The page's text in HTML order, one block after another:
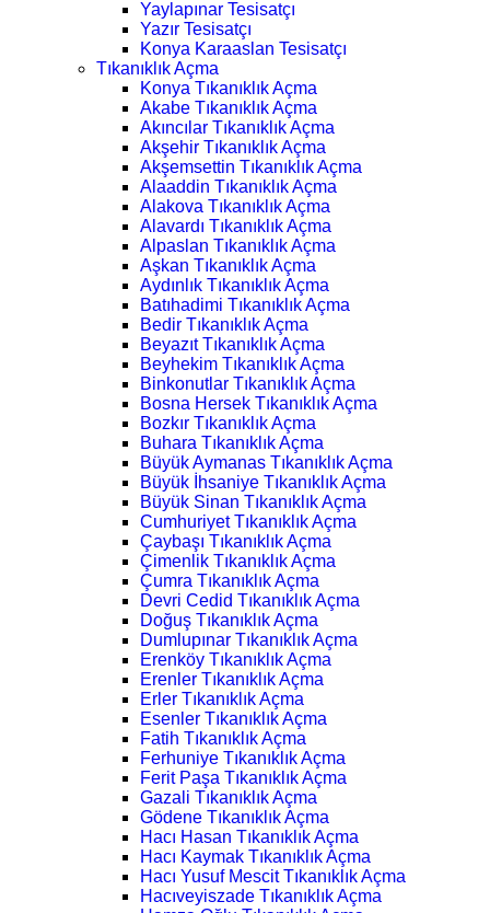
Yaylapınar Tesisatçı
Yazır Tesisatçı
Konya Karaaslan Tesisatçı
Tıkanıklık Açma
Konya Tıkanıklık Açma
Akabe Tıkanıklık Açma
Akıncılar Tıkanıklık Açma
Akşehir Tıkanıklık Açma
Akşemsettin Tıkanıklık Açma
Alaaddin Tıkanıklık Açma
Alakova Tıkanıklık Açma
Alavardı Tıkanıklık Açma
Alpaslan Tıkanıklık Açma
Aşkan Tıkanıklık Açma
Aydınlık Tıkanıklık Açma
Batıhadimi Tıkanıklık Açma
Bedir Tıkanıklık Açma
Beyazıt Tıkanıklık Açma
Beyhekim Tıkanıklık Açma
Binkonutlar Tıkanıklık Açma
Bosna Hersek Tıkanıklık Açma
Bozkır Tıkanıklık Açma
Buhara Tıkanıklık Açma
Büyük Aymanas Tıkanıklık Açma
Büyük İhsaniye Tıkanıklık Açma
Büyük Sinan Tıkanıklık Açma
Cumhuriyet Tıkanıklık Açma
Çaybaşı Tıkanıklık Açma
Çimenlik Tıkanıklık Açma
Çumra Tıkanıklık Açma
Devri Cedid Tıkanıklık Açma
Doğuş Tıkanıklık Açma
Dumlupınar Tıkanıklık Açma
Erenköy Tıkanıklık Açma
Erenler Tıkanıklık Açma
Erler Tıkanıklık Açma
Esenler Tıkanıklık Açma
Fatih Tıkanıklık Açma
Ferhuniye Tıkanıklık Açma
Ferit Paşa Tıkanıklık Açma
Gazali Tıkanıklık Açma
Gödene Tıkanıklık Açma
Hacı Hasan Tıkanıklık Açma
Hacı Kaymak Tıkanıklık Açma
Hacı Yusuf Mescit Tıkanıklık Açma
Hacıveyiszade Tıkanıklık Açma